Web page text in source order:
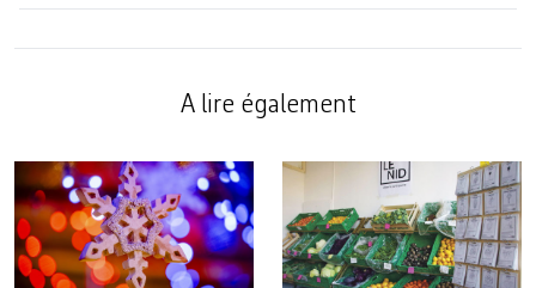
A lire également